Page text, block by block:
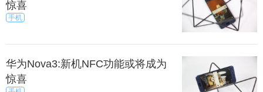
惊喜
手机
华为Nova3:新机NFC功能或将成为
惊喜